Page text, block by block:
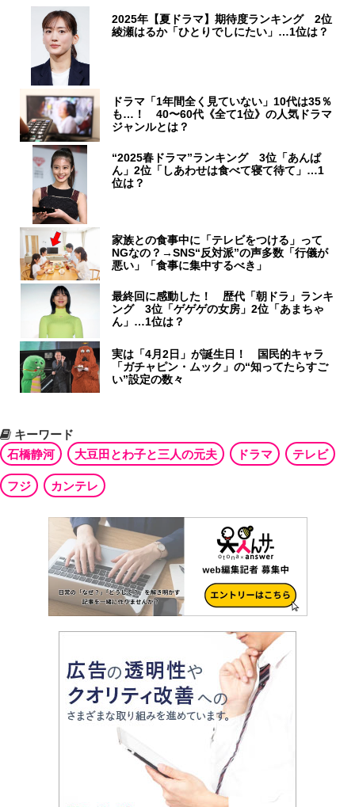
2025年【夏ドラマ】期待度ランキング 2位
綾瀬はるか「ひとりでしにたい」…1位は？
ドラマ「1年間全く見ていない」10代は35％
も…！ 40〜60代《全て1位》の人気ドラマ
ジャンルとは？
“2025春ドラマ”ランキング 3位「あんぱ
ん」2位「しあわせは食べて寝て待て」…1
位は？
家族との食事中に「テレビをつける」って
NGなの？→SNS“反対派”の声多数「行儀が
悪い」「食事に集中するべき」
最終回に感動した！ 歴代「朝ドラ」ランキ
ング 3位「ゲゲゲの女房」2位「あまちゃ
ん」…1位は？
実は「4月2日」が誕生日！ 国民的キャラ
「ガチャピン・ムック」の“知ってたらすご
い”設定の数々
キーワード
石橋静河
大豆田とわ子と三人の元夫 ドラマ テレビ
フジ カンテレ